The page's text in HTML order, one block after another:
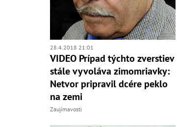
28.4.2018 21:01
VIDEO Prípad týchto zverstiev
stále vyvoláva zimomriavky:
Netvor pripravil dcére peklo
na zemi
Zaujímavosti